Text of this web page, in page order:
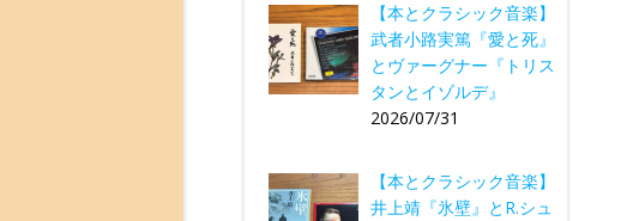
【本とクラシック音楽】
武者小路実篤『愛と死』
とヴァーグナー『トリス
タンとイゾルデ』
2026/07/31
【本とクラシック音楽】
井上靖『氷壁』とR.シュ